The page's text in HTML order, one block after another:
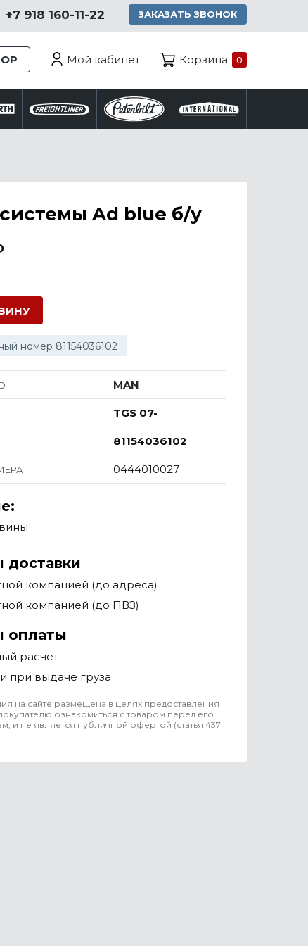
+7 918 160-11-22 ЗАКАЗАТЬ ЗВОНОК
Мой кабинет Корзина 0
Ad blue б/у
номер 81154036102
MAN
TGS 07-
81154036102
0444010027
доставки
компанией (до адреса)
компанией (до ПВЗ)
оплаты
расчет
при выдаче груза
на сайте размещена в целях предоставления
ознакомиться с товаром перед его
и не является публичной офертой (статья 437